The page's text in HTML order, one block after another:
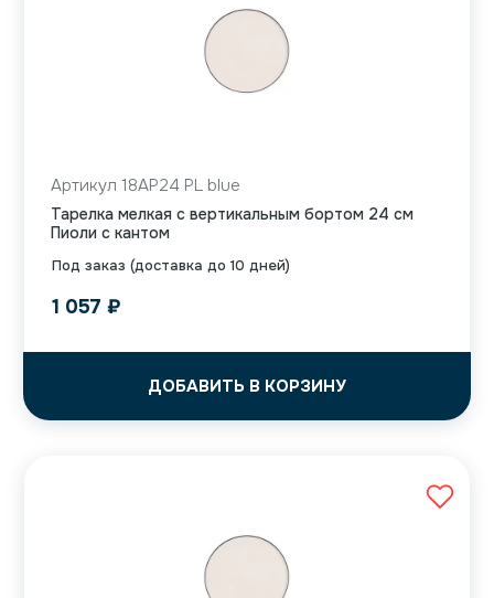
Под заказ (доставка до 10 дней)
Артикул 18AP24 PL blue
Тарелка мелкая с вертикальным бортом 24 см
Пиоли с кантом
1 057 ₽
ДОБАВИТЬ В КОРЗИНУ